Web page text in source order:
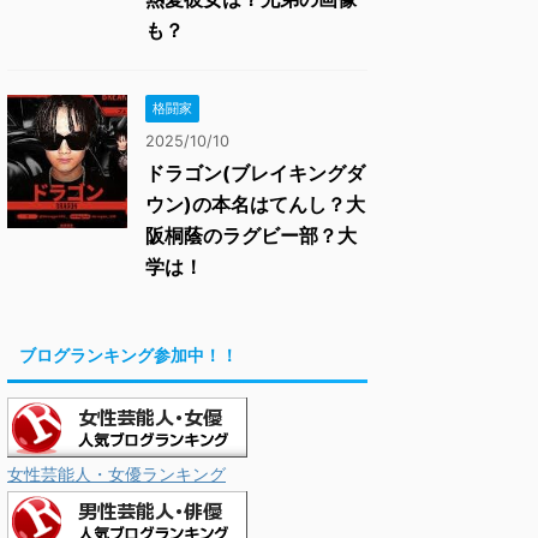
も？
格闘家
2025/10/10
ドラゴン(ブレイキングダ
ウン)の本名はてんし？大
阪桐蔭のラグビー部？大
学は！
ブログランキング参加中！！
女性芸能人・女優ランキング